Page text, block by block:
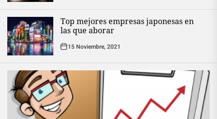
Top mejores empresas japonesas en
las que aborar
15 Noviembre, 2021